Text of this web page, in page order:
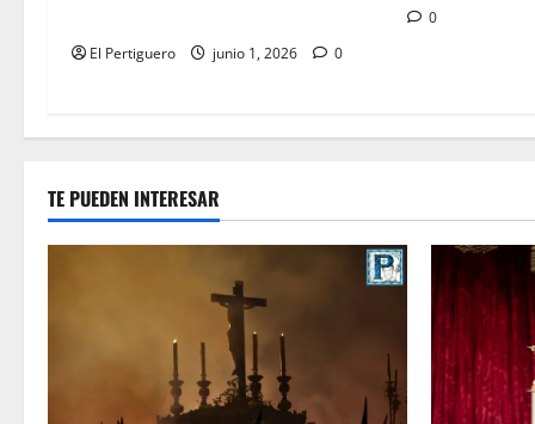
El Pertiguero junio 1, 2026 0
0
TE PUEDEN INTERESAR